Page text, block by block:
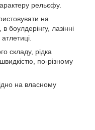
рельєфу.
на
боулдерінгу, лазінні
складу, рідка
по-різному
на власному